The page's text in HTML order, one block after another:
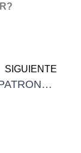
SIGUIENTE
ROMPER PATRONES DE COMPORTAMIENTO